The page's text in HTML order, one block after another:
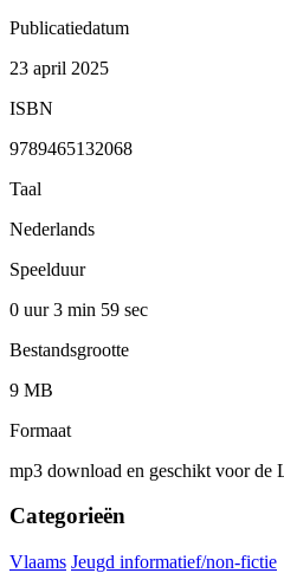
Publicatiedatum
23 april 2025
ISBN
9789465132068
Taal
Nederlands
Speelduur
0 uur 3 min 59 sec
Bestandsgrootte
9 MB
Formaat
mp3 download en geschikt voor de
Categorieën
Vlaams Jeugd informatief/non-fictie